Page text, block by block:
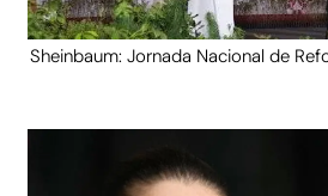
Sheinbaum: Jornada Nacional de